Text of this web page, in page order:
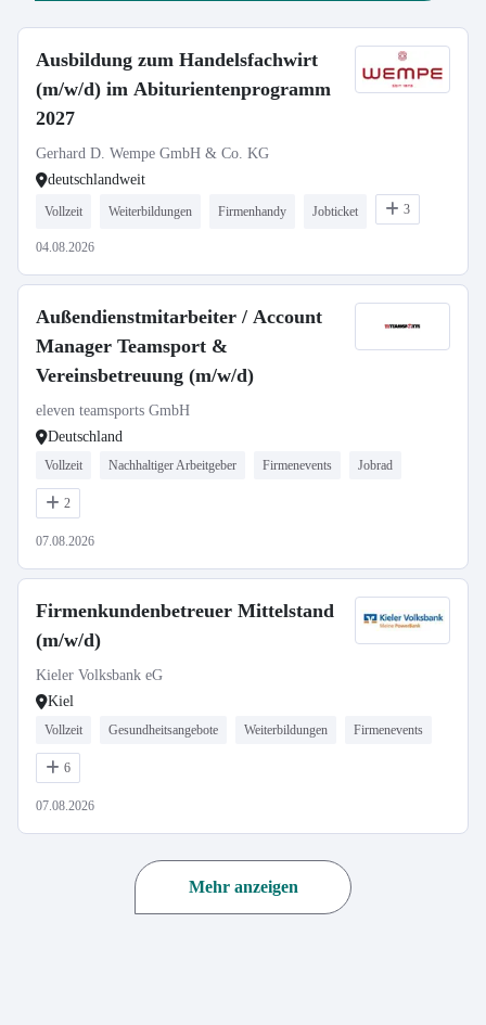
Ausbildung zum Handelsfachwirt
(m/w/d) im Abiturientenprogramm
2027
Gerhard D. Wempe GmbH & Co. KG
deutschlandweit
Vollzeit Weiterbildungen Firmenhandy Jobticket 3
04.08.2026
Außendienstmitarbeiter / Account
Manager Teamsport &
Vereinsbetreuung (m/w/d)
eleven teamsports GmbH
Deutschland
Vollzeit Nachhaltiger Arbeitgeber Firmenevents Jobrad
2
07.08.2026
Firmenkundenbetreuer Mittelstand
(m/w/d)
Kieler Volksbank eG
Kiel
Vollzeit Gesundheitsangebote Weiterbildungen Firmenevents
6
07.08.2026
Mehr anzeigen